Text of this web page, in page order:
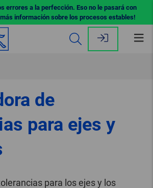
errores a la perfección. Eso no le pasará con
información sobre los procesos estables!
de
para ejes y
para los ejes y los